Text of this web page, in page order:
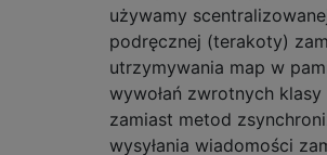
używamy
podręcznej (terakoty)
utrzymywania map w
wywołań zwrotnych
zamiast metod
wysyłania wiadomości